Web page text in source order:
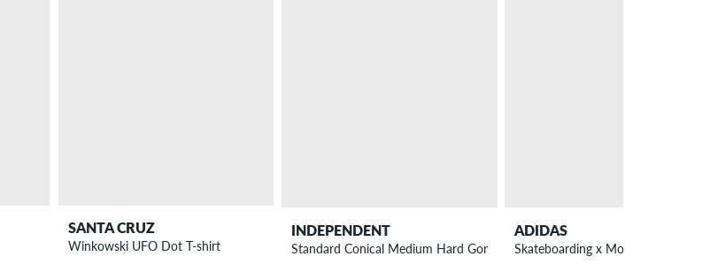
SANTA CRUZ
Winkowski UFO Dot T-shirt
INDEPENDENT
Standard Conical Medium Hard Gommino 92A
ADIDAS
Skateboarding x Momiji Tekkira